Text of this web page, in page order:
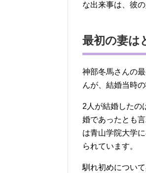
な出来事は、彼
最初の妻は
神部冬馬さんの
んが、結婚当時
2人が結婚したの
婚であったとも
は青山学院大学
られています。
馴れ初めについ